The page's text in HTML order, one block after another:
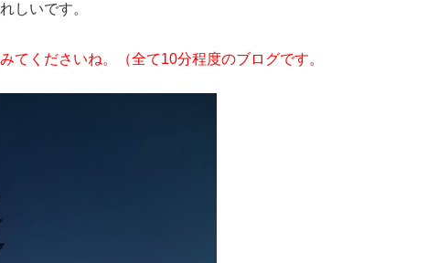
しいです。
てくださいね。（全て10分程度のブログです。